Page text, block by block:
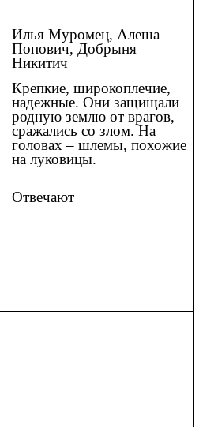
Илья Муромец, Алеша
Попович, Добрыня
Никитич
Крепкие, широкоплечие,
надежные. Они защищали
родную землю от врагов,
сражались со злом. На
головах – шлемы, похожие
на луковицы.
Отвечают